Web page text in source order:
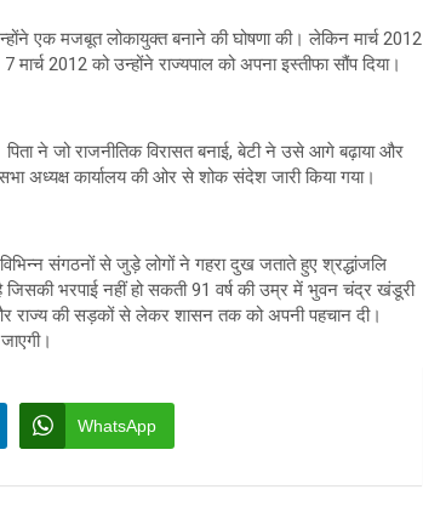
एक मजबूत लोकायुक्त बनाने की घोषणा की। लेकिन मार्च 2012
2012 को उन्होंने राज्यपाल को अपना इस्तीफा सौंप दिया।
ने जो राजनीतिक विरासत बनाई, बेटी ने उसे आगे बढ़ाया और
अध्यक्ष कार्यालय की ओर से शोक संदेश जारी किया गया।
संगठनों से जुड़े लोगों ने गहरा दुख जताते हुए श्रद्धांजलि
जिसकी भरपाई नहीं हो सकती 91 वर्ष की उम्र में भुवन चंद्र खंडूरी
राज्य की सड़कों से लेकर शासन तक को अपनी पहचान दी।
WhatsApp